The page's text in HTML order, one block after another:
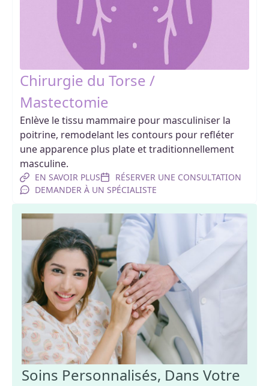
Chirurgie du Torse /
Mastectomie
Enlève le tissu mammaire pour masculiniser la
poitrine, remodelant les contours pour refléter
une apparence plus plate et traditionnellement
masculine.
EN SAVOIR PLUS
RÉSERVER UNE CONSULTATION
DEMANDER À UN SPÉCIALISTE
Soins Personnalisés, Dans Votre